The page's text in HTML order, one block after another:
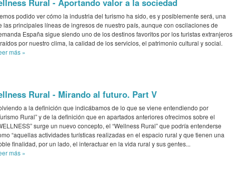
podido ver cómo la industria del turismo ha sido, es y posiblemente será, una
las principales líneas de ingresos de nuestro país, aunque con oscilaciones de
España sigue siendo uno de los destinos favoritos por los turistas extranjeros
por nuestro clima, la calidad de los servicios, el patrimonio cultural y social.
más »
Rural - Mirando al futuro. Part V
a la definición que indicábamos de lo que se viene entendiendo por
Rural” y de la definición que en apartados anteriores ofrecimos sobre el
surge un nuevo concepto, el “Wellness Rural” que podría entenderse
“aquellas actividades turísticas realizadas en el espacio rural y que tienen una
finalidad, por un lado, el interactuar en la vida rural y sus gentes...
más »